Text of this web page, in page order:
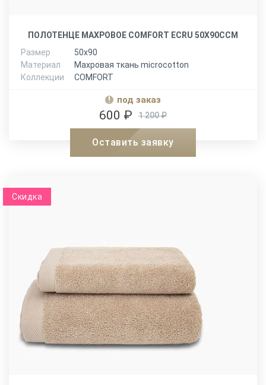
ПОЛОТЕНЦЕ МАХРОВОЕ COMFORT ECRU 50Х90ССМ
Размер
50х90
Материал
Махровая ткань microcotton
Коллекции
COMFORT
под заказ
1 200 ₽
600 ₽
Оставить заявку
Скидка